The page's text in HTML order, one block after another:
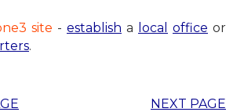
site - establish a local office or
.
NEXT PAGE